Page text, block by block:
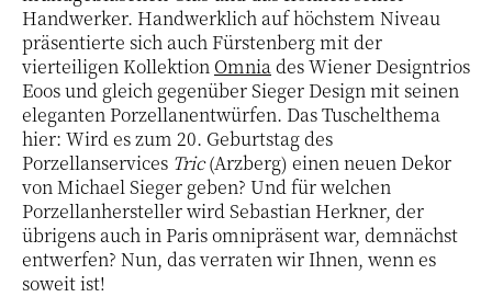
Handwerker. Handwerklich auf höchstem Niveau
präsentierte sich auch Fürstenberg mit der
vierteiligen Kollektion Omnia des Wiener Designtrios
Eoos und gleich gegenüber Sieger Design mit seinen
eleganten Porzellanentwürfen. Das Tuschelthema
hier: Wird es zum 20. Geburtstag des
Porzellanservices Tric(Arzberg) einen neuen Dekor
von Michael Sieger geben? Und für welchen
Porzellanhersteller wird Sebastian Herkner, der
übrigens auch in Paris omnipräsent war, demnächst
entwerfen? Nun, das verraten wir Ihnen, wenn es
soweit ist!